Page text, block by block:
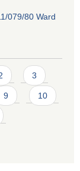
079/80 Ward
3
9 10